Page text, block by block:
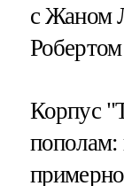
с Жаном
Корпус
пополам: